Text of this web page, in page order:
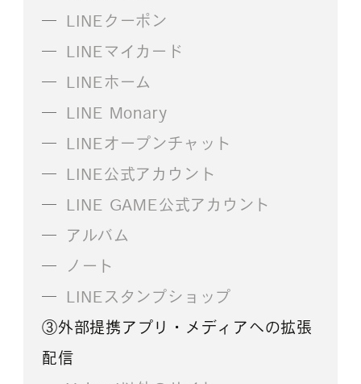
LINEクーポン
LINEマイカード
LINEホーム
LINE Monary
LINEオープンチャット
LINE公式アカウント
LINE GAME公式アカウント
アルバム
ノート
LINEスタンプショップ
③外部提携アプリ・メディアへの拡張
配信